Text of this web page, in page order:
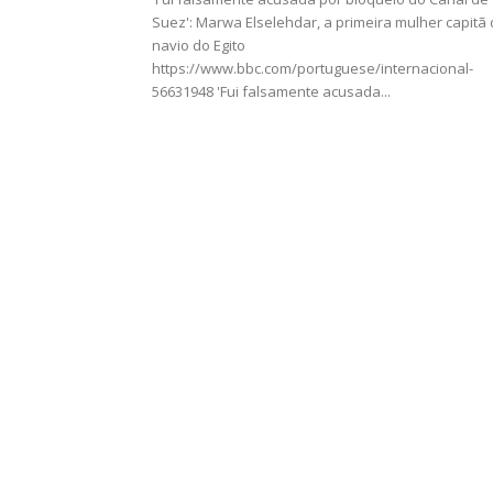
Suez': Marwa Elselehdar, a primeira mulher capitã
navio do Egito
https://www.bbc.com/portuguese/internacional-
56631948 'Fui falsamente acusada...